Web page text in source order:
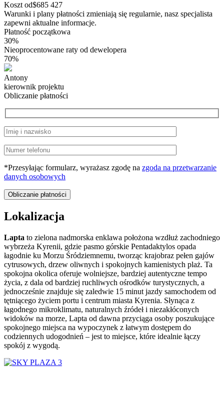
Koszt od$685 427
Warunki i plany płatności zmieniają się regularnie, nasz specjalista
zapewni aktualne informacje.
Płatność początkowa
30%
Nieoprocentowane raty od dewelopera
70%
Antony
kierownik projektu
Obliczanie płatności
*Przesyłając formularz, wyrażasz zgodę na zgoda na przetwarzanie
danych osobowych
Lokalizacja
Lapta to zielona nadmorska enklawa położona wzdłuż zachodniego
wybrzeża Kyrenii, gdzie pasmo górskie Pentadaktylos opada
łagodnie ku Morzu Śródziemnemu, tworząc krajobraz pełen gajów
cytrusowych, drzew oliwnych i spokojnych kamienistych plaż. Ta
spokojna okolica oferuje wolniejsze, bardziej autentyczne tempo
życia, z dala od bardziej ruchliwych ośrodków turystycznych, a
jednocześnie znajduje się zaledwie 15 minut jazdy samochodem od
tętniącego życiem portu i centrum miasta Kyrenia. Słynąca z
łagodnego mikroklimatu, naturalnych źródeł i niezakłóconych
widoków na morze, Lapta od dawna przyciąga osoby poszukujące
spokojnego miejsca na wypoczynek z łatwym dostępem do
codziennych udogodnień – jest to miejsce, które idealnie łączy
spokój z wygodą.